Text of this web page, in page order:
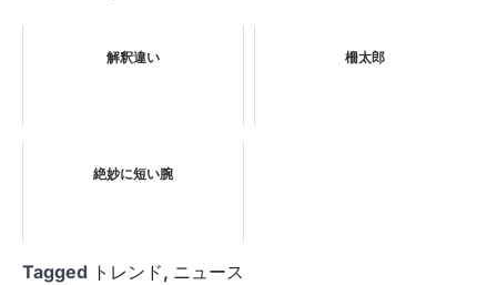
解釈違い 柵太郎
絶妙に短い腕
Tagged トレンド, ニュース